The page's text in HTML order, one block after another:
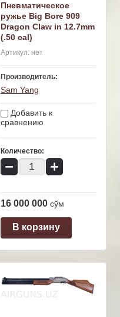
Пневматическое
ружье Big Bore 909
Dragon Claw in 12.7mm
(.50 cal)
Артикул:нет
Производитель:
Sam Yang
Добавить к
сравнению
Количество:
− +
16 000 000 сўм
В корзину